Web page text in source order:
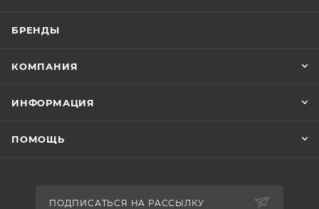
БРЕНДЫ
КОМПАНИЯ
ИНФОРМАЦИЯ
ПОМОЩЬ
ПОДПИСАТЬСЯ НА РАССЫЛКУ